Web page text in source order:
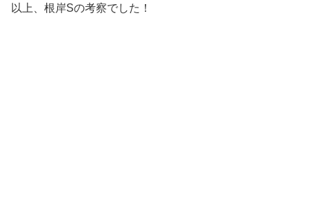
以上、根岸Sの考察でした！